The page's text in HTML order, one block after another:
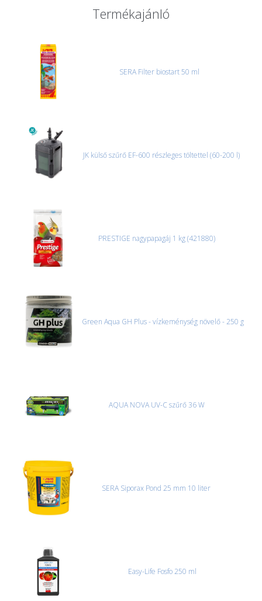
van lehetőség, ezért nagy vagy nehéz termékeknél (pl. nagy
akváriumok, bútorok, stb.) egyedi szállítási ajánlatot adunk.
vagy saját teherautóval oldjuk meg. Minden rendelés egyedi,
úgyhogy előre egyeztetni kell mindenképpen.
CSOMAG ÁTVÉTELE
Amennyiben a csomag átvételekor sérülést, folyadékot vagy
csak ebben az esetben tudjuk vállalni, ha a jegyzőkönyv elkészült,
és azonnal eljutott hozzánk az információ.
Termékajánló
SERA Filter biostart 50 ml
JK külső szűrő EF-600 részleges töltettel (60-200 l)
PRESTIGE nagypapagáj 1 kg (421880)
Green Aqua GH Plus - vízkeménység növelő - 250 g
AQUA NOVA UV-C szűrő 36 W
SERA Siporax Pond 25 mm 10 liter
Easy-Life Fosfo 250 ml